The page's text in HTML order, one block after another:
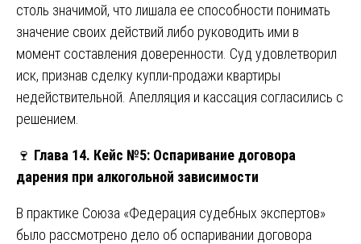
столь значимой, что лишала ее способности понимать
значение своих действий либо руководить ими в
момент составления доверенности. Суд удовлетворил
иск, признав сделку купли-продажи квартиры
недействительной. Апелляция и кассация согласились с
решением.
🍷 Глава 14. Кейс №5: Оспаривание договора
дарения при алкогольной зависимости
В практике Союза «Федерация судебных экспертов»
было рассмотрено дело об оспаривании договора